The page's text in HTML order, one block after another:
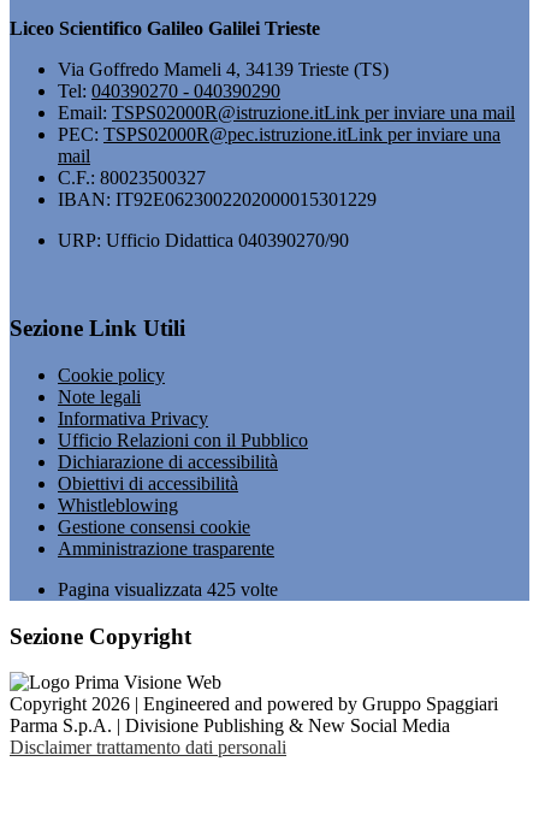
Liceo Scientifico Galileo Galilei Trieste
Via Goffredo Mameli 4, 34139 Trieste (TS)
Tel: 040390270 - 040390290
Email: TSPS02000R@istruzione.itLink per inviare una mail
PEC: TSPS02000R@pec.istruzione.itLink per inviare una
mail
C.F.: 80023500327
IBAN: IT92E0623002202000015301229
URP: Ufficio Didattica 040390270/90
Sezione Link Utili
Cookie policy
Note legali
Informativa Privacy
Ufficio Relazioni con il Pubblico
Dichiarazione di accessibilità
Obiettivi di accessibilità
Whistleblowing
Gestione consensi cookie
Amministrazione trasparente
Pagina visualizzata 425 volte
Sezione Copyright
Copyright 2026 | Engineered and powered by Gruppo Spaggiari
Parma S.p.A. | Divisione Publishing & New Social Media
Disclaimer trattamento dati personali